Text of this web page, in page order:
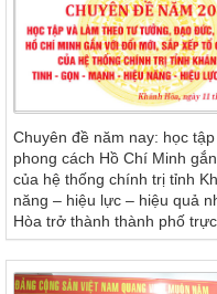
Chuyên đề năm nay: học
phong cách Hồ Chí Minh
của hệ thống chính trị tỉnh
năng – hiệu lực – hiệu quả
Hòa trở thành thành phố